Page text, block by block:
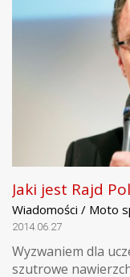
Jaki jest Rajd
Wiadomości / Moto
2014.06.27
Wyzwaniem dla
szutrowe